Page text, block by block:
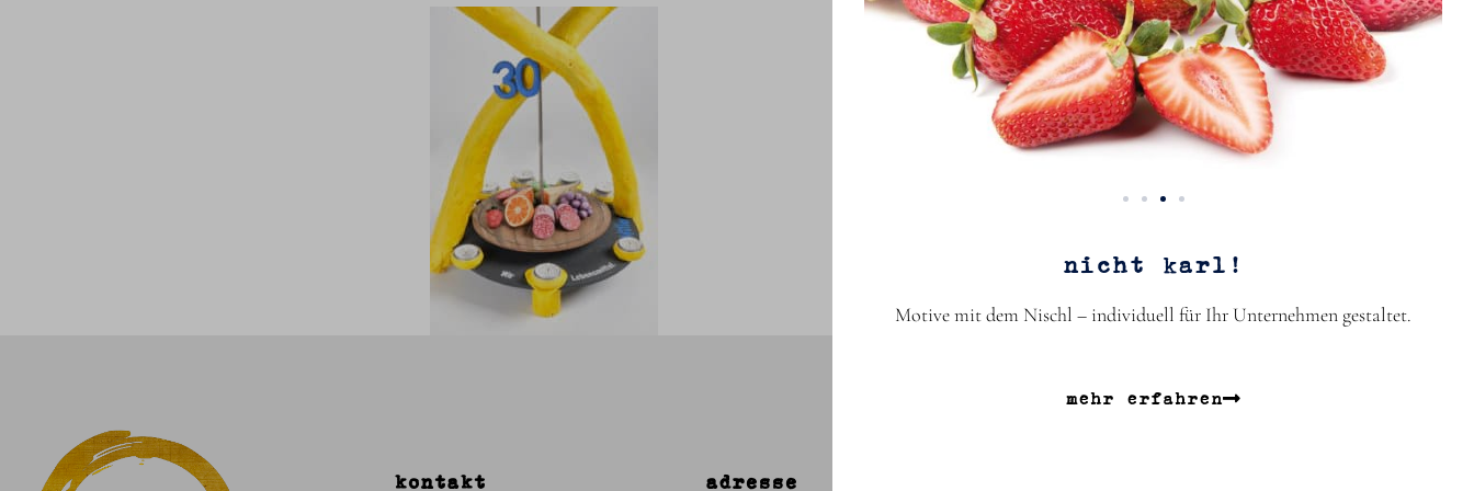
kontakt adresse
nicht karl!
Motive mit dem Nischl – individuell für Ihr Unternehmen gestaltet.
mehr erfahren